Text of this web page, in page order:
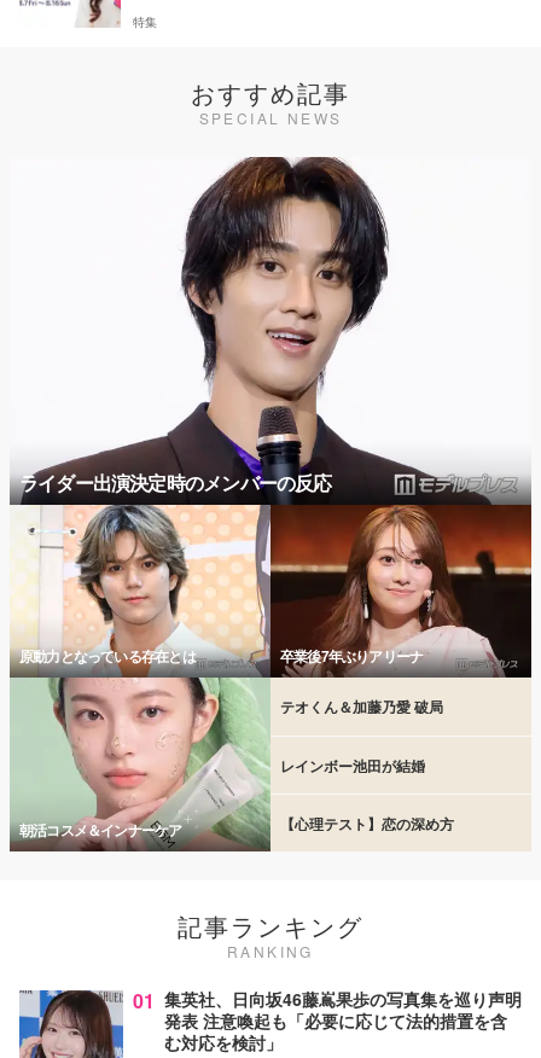
特集
おすすめ記事
SPECIAL NEWS
ライダー出演決定時のメンバーの反応
原動力となっている存在とは 卒業後7年ぶりアリーナ
朝活コスメ＆インナーケア
テオくん＆加藤乃愛 破局
レインボー池田が結婚
【心理テスト】恋の深め方
記事ランキング
RANKING
01 集英社、日向坂46藤嶌果歩の写真集を巡り声明
発表 注意喚起も「必要に応じて法的措置を含
む対応を検討」